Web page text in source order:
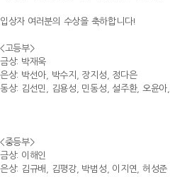
입상자 여러분의 수상을 축하합니다!
<고등부>
금상: 박재욱
은상: 박선아, 박수지, 장지성, 정다은
동상: 김선민, 김용성, 민동성, 설주환, 오윤아
<중등부>
금상: 이해인
은상: 김규배, 김평강, 박범성, 이지연, 허성준